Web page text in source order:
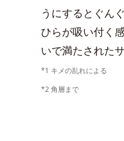
うにするとぐん
ひらが吸い付く
いで満たされた
*1 キメの乱れによる
*2 角層まで